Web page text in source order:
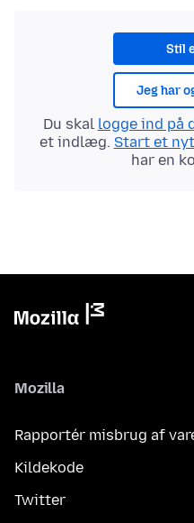
Stil
Jeg har
Du skal logge ind på
et indlæg. Start et
har en
Mozilla
Rapportér misbrug af
Kildekode
Twitter